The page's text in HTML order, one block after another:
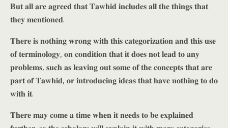
𝐁𝐮𝐭 𝐚𝐥𝐥 𝐚𝐫𝐞 𝐚𝐠𝐫𝐞𝐞𝐝 𝐭𝐡𝐚𝐭 𝐓𝐚𝐰𝐡𝐢𝐝 𝐢𝐧𝐜𝐥𝐮𝐝𝐞𝐬 𝐚𝐥𝐥 𝐭𝐡𝐞 𝐭𝐡𝐢𝐧𝐠𝐬 𝐭𝐡𝐚𝐭
𝐭𝐡𝐞𝐲 𝐦𝐞𝐧𝐭𝐢𝐨𝐧𝐞𝐝.
𝐓𝐡𝐞𝐫𝐞 𝐢𝐬 𝐧𝐨𝐭𝐡𝐢𝐧𝐠 𝐰𝐫𝐨𝐧𝐠 𝐰𝐢𝐭𝐡 𝐭𝐡𝐢𝐬 𝐜𝐚𝐭𝐞𝐠𝐨𝐫𝐢𝐳𝐚𝐭𝐢𝐨𝐧 𝐚𝐧𝐝 𝐭𝐡𝐢𝐬 𝐮𝐬𝐞
𝐨𝐟 𝐭𝐞𝐫𝐦𝐢𝐧𝐨𝐥𝐨𝐠𝐲, 𝐨𝐧 𝐜𝐨𝐧𝐝𝐢𝐭𝐢𝐨𝐧 𝐭𝐡𝐚𝐭 𝐢𝐭 𝐝𝐨𝐞𝐬 𝐧𝐨𝐭 𝐥𝐞𝐚𝐝 𝐭𝐨 𝐚𝐧𝐲
𝐩𝐫𝐨𝐛𝐥𝐞𝐦𝐬, 𝐬𝐮𝐜𝐡 𝐚𝐬 𝐥𝐞𝐚𝐯𝐢𝐧𝐠 𝐨𝐮𝐭 𝐬𝐨𝐦𝐞 𝐨𝐟 𝐭𝐡𝐞 𝐜𝐨𝐧𝐜𝐞𝐩𝐭𝐬 𝐭𝐡𝐚𝐭 𝐚𝐫𝐞
𝐩𝐚𝐫𝐭 𝐨𝐟 𝐓𝐚𝐰𝐡𝐢𝐝, 𝐨𝐫 𝐢𝐧𝐭𝐫𝐨𝐝𝐮𝐜𝐢𝐧𝐠 𝐢𝐝𝐞𝐚𝐬 𝐭𝐡𝐚𝐭 𝐡𝐚𝐯𝐞 𝐧𝐨𝐭𝐡𝐢𝐧𝐠 𝐭𝐨 𝐝𝐨
𝐰𝐢𝐭𝐡 𝐢𝐭.
𝐓𝐡𝐞𝐫𝐞 𝐦𝐚𝐲 𝐜𝐨𝐦𝐞 𝐚 𝐭𝐢𝐦𝐞 𝐰𝐡𝐞𝐧 𝐢𝐭 𝐧𝐞𝐞𝐝𝐬 𝐭𝐨 𝐛𝐞 𝐞𝐱𝐩𝐥𝐚𝐢𝐧𝐞𝐝